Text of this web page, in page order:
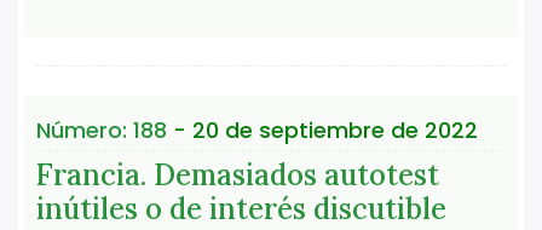
Número: 188 - 20 de septiembre de 2022
Francia. Demasiados autotest
inútiles o de interés discutible